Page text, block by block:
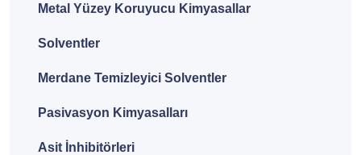
Metal Yüzey Koruyucu Kimyasallar
Solventler
Merdane Temizleyici Solventler
Pasivasyon Kimyasalları
Asit İnhibitörleri